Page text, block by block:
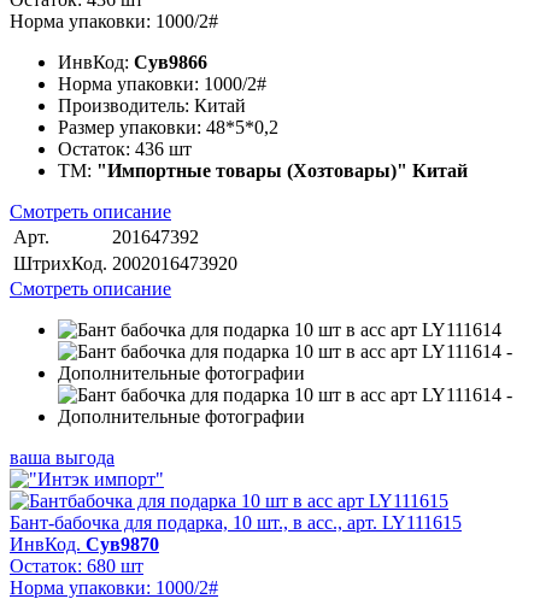
Норма упаковки: 1000/2#
ИнвКод: Сув9866
Норма упаковки: 1000/2#
Производитель: Китай
Размер упаковки: 48*5*0,2
Остаток: 436 шт
ТМ: "Импортные товары (Хозтовары)" Китай
Смотреть описание
Арт.
201647392
ШтрихКод. 2002016473920
Смотреть описание
ваша выгода
Бант-бабочка для подарка, 10 шт., в асс., арт. LY111615
ИнвКод. Сув9870
Остаток: 680 шт
Норма упаковки: 1000/2#